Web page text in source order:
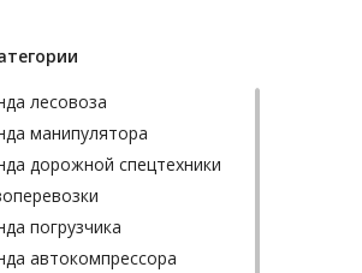
лесовоза
манипулятора
дорожной спецтехники
погрузчика
автокомпрессора